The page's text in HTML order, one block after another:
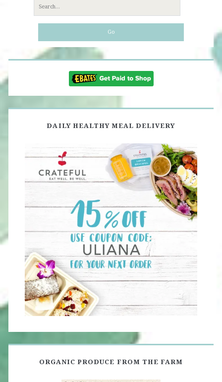
Search
for:
DAILY HEALTHY MEAL DELIVERY
ORGANIC PRODUCE FROM THE FARM